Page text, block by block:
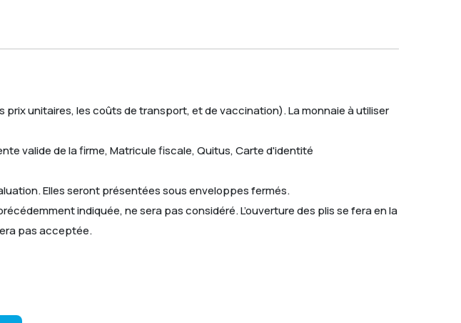
unitaires, les coûts de transport, et de vaccination). La monnaie à utiliser
valide de la firme, Matricule fiscale, Quitus, Carte d'identité
Elles seront présentées sous enveloppes fermés.
indiquée, ne sera pas considéré. L’ouverture des plis se fera en la
pas acceptée.